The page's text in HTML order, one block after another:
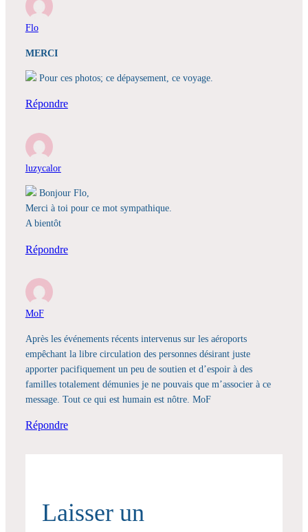
Flo
MERCI
Pour ces photos; ce dépaysement, ce voyage.
Répondre
luzycalor
Bonjour Flo,
Merci à toi pour ce mot sympathique.
A bientôt
Répondre
MoF
Après les événements récents intervenus sur les aéroports
empêchant la libre circulation des personnes désirant juste
apporter pacifiquement un peu de soutien et d’espoir à des
familles totalement démunies je ne pouvais que m’associer à ce
message. Tout ce qui est humain est nôtre. MoF
Répondre
Laisser un